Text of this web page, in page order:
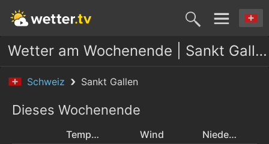
Wetter am Wochenende | Sankt Gallen
Schweiz Sankt Gallen
Dieses Wochenende
Temperatur Wind Niederschlag